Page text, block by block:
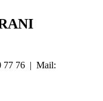
77 76 | Mail: